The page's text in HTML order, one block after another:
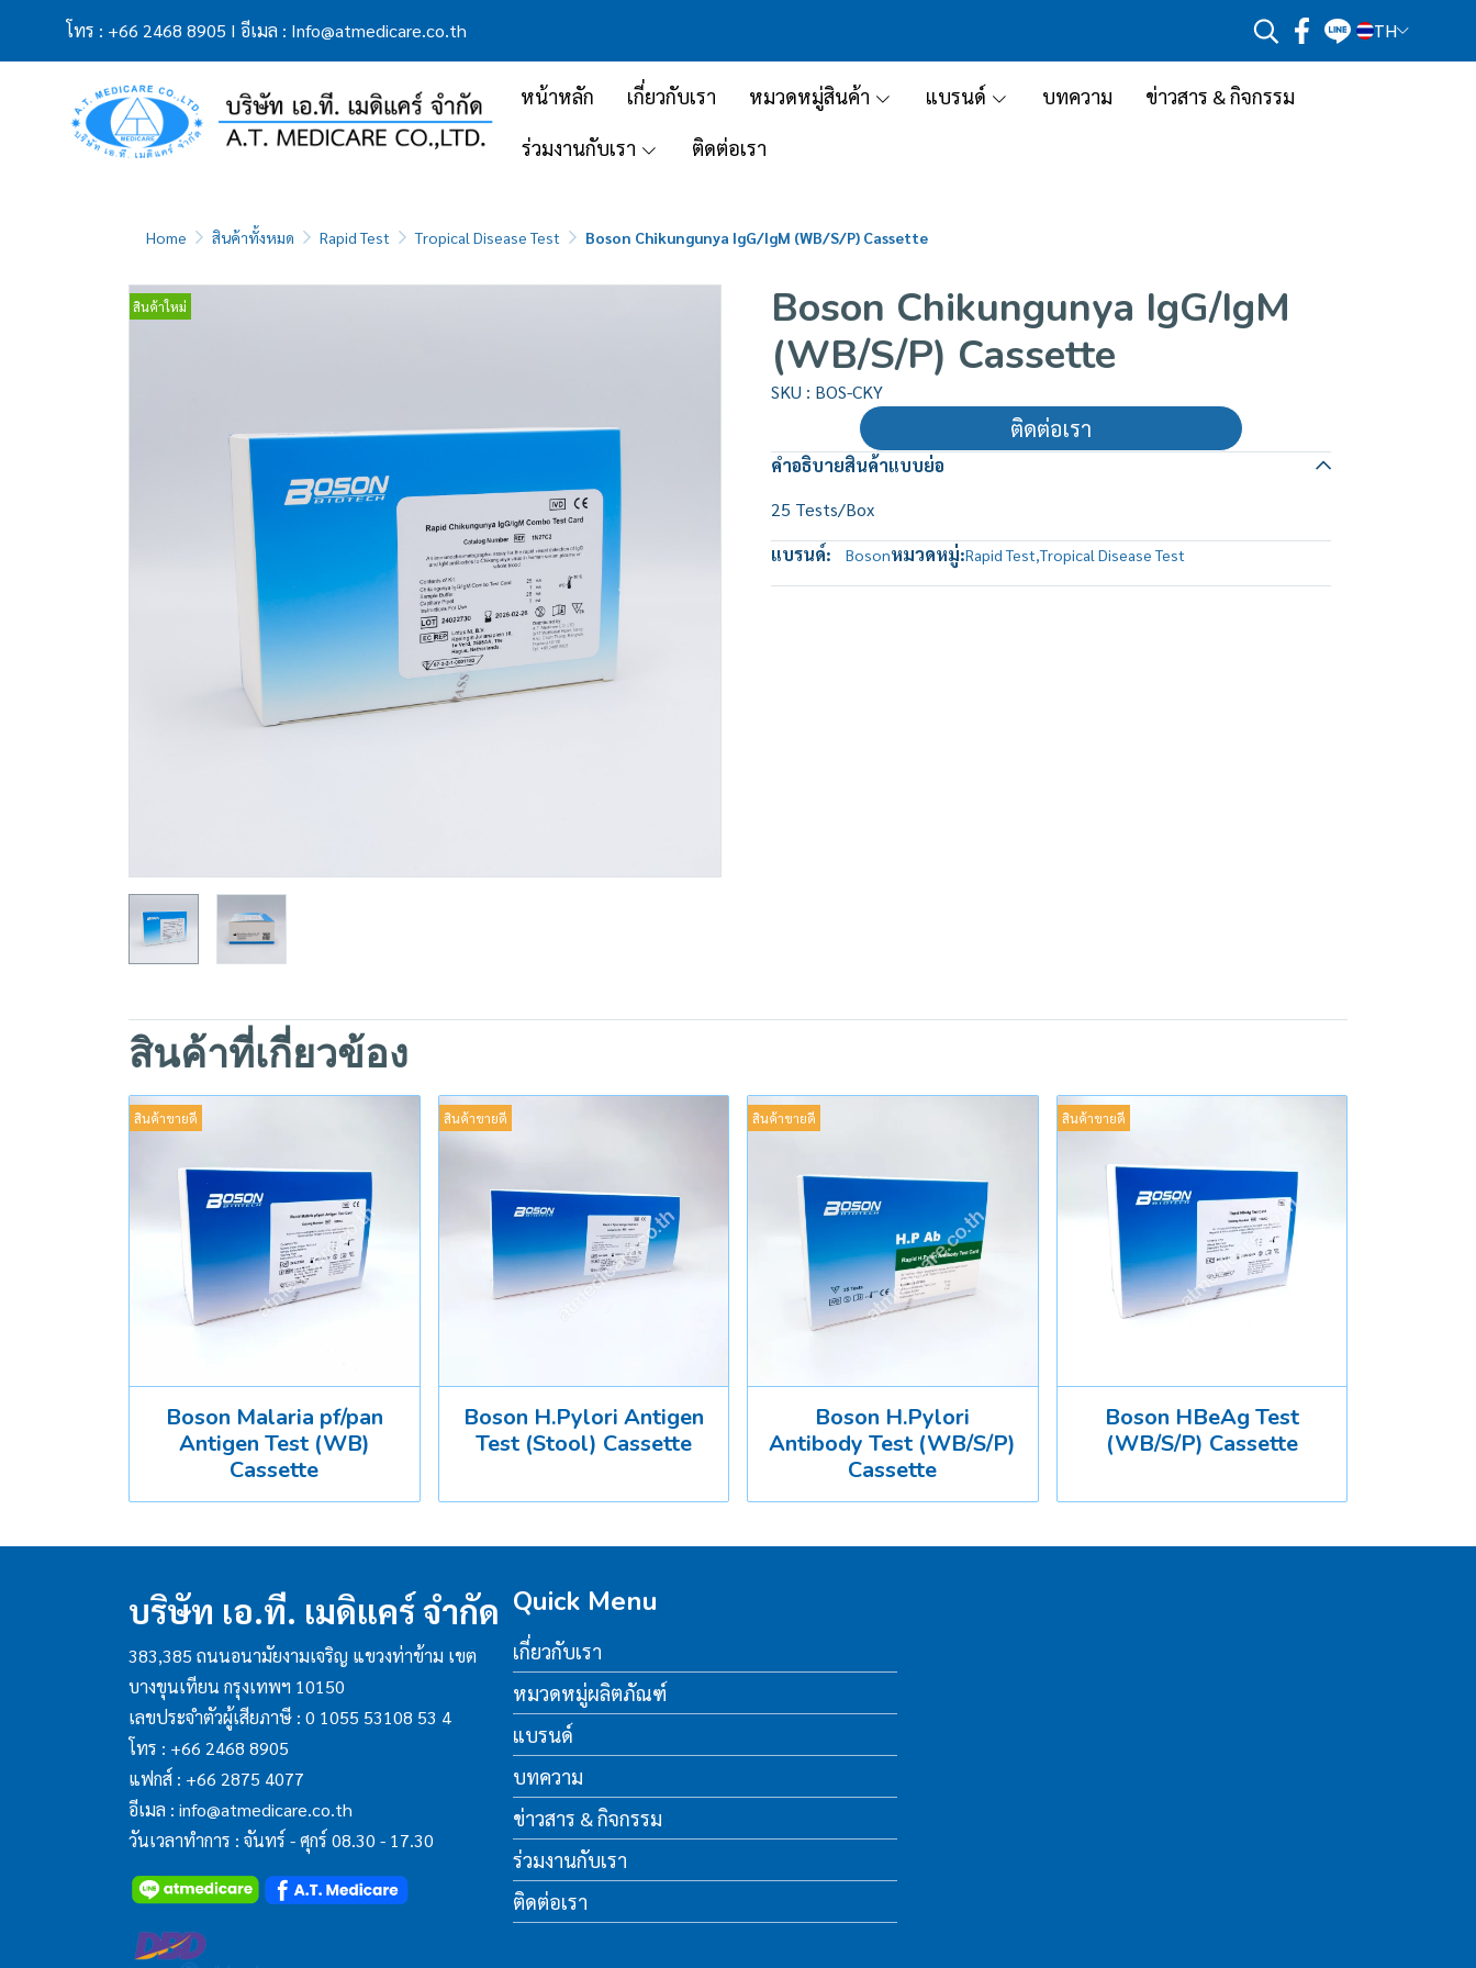
โทร : +66 2468 8905 I อีเมล : Info@atmedicare.co.th TH
หน้าหลัก เกี่ยวกับเรา หมวดหมู่สินค้า แบรนด์ บทความ ข่าวสาร & กิจกรรม
ร่วมงานกับเรา ติดต่อเรา
Home สินค้าทั้งหมด Rapid Test Tropical Disease Test Boson Chikungunya IgG/IgM (WB/S/P) Cassette
สินค้าใหม่
Boson Chikungunya IgG/IgM
(WB/S/P) Cassette
SKU : BOS-CKY
ติดต่อเรา
คำอธิบายสินค้าแบบย่อ
25 Tests/Box
แบรนด์:
Bosonหมวดหมู่:Rapid Test,Tropical Disease Test
สินค้าที่เกี่ยวข้อง
สินค้าขายดี
Boson Malaria pf/pan
Antigen Test (WB)
Cassette
สินค้าขายดี
Boson H.Pylori Antigen
Test (Stool) Cassette
สินค้าขายดี
Boson H.Pylori
Antibody Test (WB/S/P)
Cassette
สินค้าขายดี
Boson HBeAg Test
(WB/S/P) Cassette
บริษัท เอ.ที. เมดิแคร์ จำกัด
383,385 ถนนอนามัยงามเจริญ แขวงท่าข้าม เขต
บางขุนเทียน กรุงเทพฯ 10150
เลขประจำตัวผู้เสียภาษี : 0 1055 53108 53 4
โทร : +66 2468 8905
แฟกส์ : +66 2875 4077
อีเมล : info@atmedicare.co.th
วันเวลาทำการ : จันทร์ - ศุกร์ 08.30 - 17.30
Quick Menu
เกี่ยวกับเรา
หมวดหมู่ผลิตภัณฑ์
แบรนด์
บทความ
ข่าวสาร & กิจกรรม
ร่วมงานกับเรา
ติดต่อเรา